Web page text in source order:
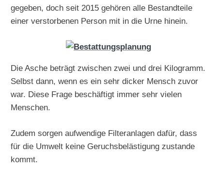
gegeben, doch seit 2015 gehören alle Bestandteile
einer verstorbenen Person mit in die Urne hinein.
Die Asche beträgt zwischen zwei und drei Kilogramm.
Selbst dann, wenn es ein sehr dicker Mensch zuvor
war. Diese Frage beschäftigt immer sehr vielen
Menschen.
Zudem sorgen aufwendige Filteranlagen dafür, dass
für die Umwelt keine Geruchsbelästigung zustande
kommt.